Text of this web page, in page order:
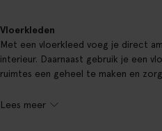
Vloerkleden
Met een vloerkleed voeg je direct
interieur. Daarnaast gebruik je een
ruimtes een geheel te maken en
Lees meer